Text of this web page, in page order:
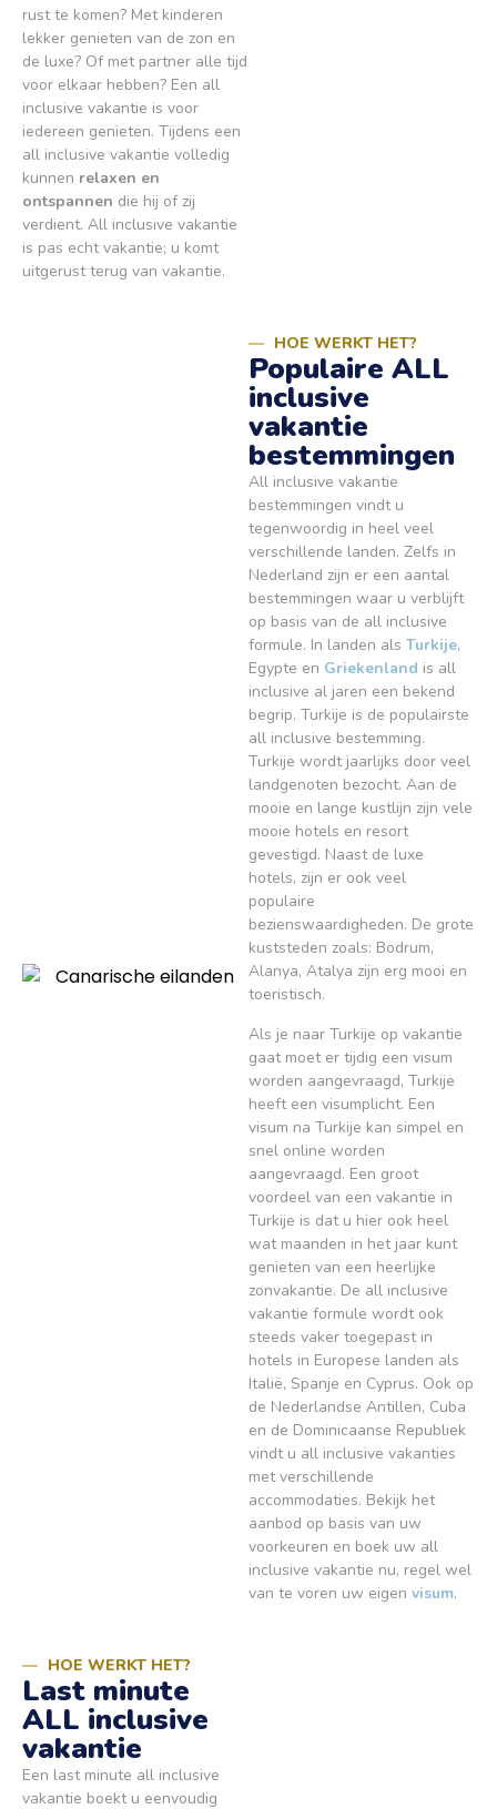
rust te komen? Met kinderen
lekker genieten van de zon en
de luxe? Of met partner alle tijd
voor elkaar hebben? Een all
inclusive vakantie is voor
iedereen genieten. Tijdens een
all inclusive vakantie volledig
kunnen relaxen en
ontspannen die hij of zij
verdient. All inclusive vakantie
is pas echt vakantie; u komt
uitgerust terug van vakantie.
HOE WERKT HET?
Populaire ALL
inclusive
vakantie
bestemmingen
All inclusive vakantie
bestemmingen vindt u
tegenwoordig in heel veel
verschillende landen. Zelfs in
Nederland zijn er een aantal
bestemmingen waar u verblijft
op basis van de all inclusive
formule. In landen als Turkije,
Egypte en Griekenland is all
inclusive al jaren een bekend
begrip. Turkije is de populairste
all inclusive bestemming.
Turkije wordt jaarlijks door veel
landgenoten bezocht. Aan de
mooie en lange kustlijn zijn vele
mooie hotels en resort
gevestigd. Naast de luxe
hotels, zijn er ook veel
populaire
bezienswaardigheden. De grote
kuststeden zoals: Bodrum,
Alanya, Atalya zijn erg mooi en
toeristisch.
Als je naar Turkije op vakantie
gaat moet er tijdig een visum
worden aangevraagd, Turkije
heeft een visumplicht. Een
visum na Turkije kan simpel en
snel online worden
aangevraagd. Een groot
voordeel van een vakantie in
Turkije is dat u hier ook heel
wat maanden in het jaar kunt
genieten van een heerlijke
zonvakantie. De all inclusive
vakantie formule wordt ook
steeds vaker toegepast in
hotels in Europese landen als
Italië, Spanje en Cyprus. Ook op
de Nederlandse Antillen, Cuba
en de Dominicaanse Republiek
vindt u all inclusive vakanties
met verschillende
accommodaties. Bekijk het
aanbod op basis van uw
voorkeuren en boek uw all
inclusive vakantie nu, regel wel
van te voren uw eigen visum.
HOE WERKT HET?
Last minute
ALL inclusive
vakantie
Een last minute all inclusive
vakantie boekt u eenvoudig